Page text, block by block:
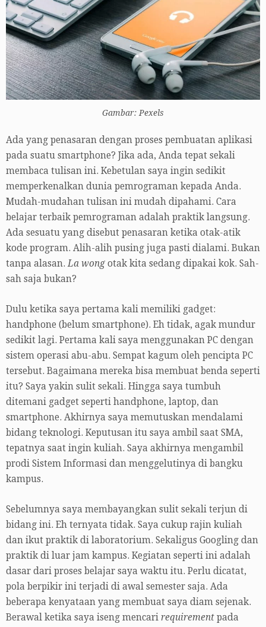
Gambar: Pexels
Ada yang penasaran dengan proses pembuatan aplikasi
pada suatu smartphone? Jika ada, Anda tepat sekali
membaca tulisan ini. Kebetulan saya ingin sedikit
memperkenalkan dunia pemrograman kepada Anda.
Mudah-mudahan tulisan ini mudah dipahami. Cara
belajar terbaik pemrograman adalah praktik langsung.
Ada sesuatu yang disebut penasaran ketika otak-atik
kode program. Alih-alih pusing juga pasti dialami. Bukan
tanpa alasan.La wong otak kita sedang dipakai kok. Sah-
sah saja bukan?
Dulu ketika saya pertama kali memiliki gadget:
handphone (belum smartphone). Eh tidak, agak mundur
sedikit lagi. Pertama kali saya menggunakan PC dengan
sistem operasi abu-abu. Sempat kagum oleh pencipta PC
tersebut. Bagaimana mereka bisa membuat benda seperti
itu? Saya yakin sulit sekali. Hingga saya tumbuh
ditemani gadget seperti handphone, laptop, dan
smartphone. Akhirnya saya memutuskan mendalami
bidang teknologi. Keputusan itu saya ambil saat SMA,
tepatnya saat ingin kuliah. Saya akhirnya mengambil
prodi Sistem Informasi dan menggelutinya di bangku
kampus.
Sebelumnya saya membayangkan sulit sekali terjun di
bidang ini. Eh ternyata tidak. Saya cukup rajin kuliah
dan ikut praktik di laboratorium. Sekaligus Googling dan
praktik di luar jam kampus. Kegiatan seperti ini adalah
dasar dari proses belajar saya waktu itu. Perlu dicatat,
pola berpikir ini terjadi di awal semester saja. Ada
beberapa kenyataan yang membuat saya diam sejenak.
Berawal ketika saya iseng mencari requirement pada